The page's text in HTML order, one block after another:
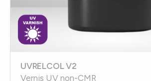
UVRELCOL V2
Vernis UV non-CMR